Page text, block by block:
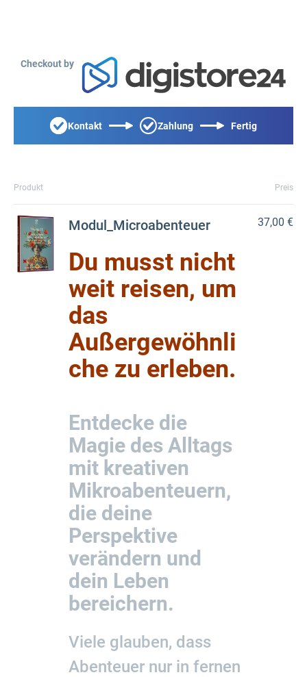
Checkout by
Kontakt Zahlung Fertig
Produkt Preis
Modul_Microabenteuer
Du musst nicht
weit reisen, um
das
Außergewöhnli
che zu erleben.
Entdecke die
Magie des Alltags
mit kreativen
Mikroabenteuern,
die deine
Perspektive
verändern und
dein Leben
bereichern.
Viele glauben, dass
Abenteuer nur in fernen
37,00 €